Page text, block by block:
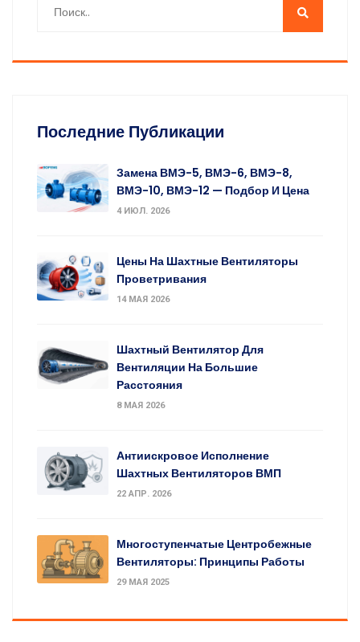
Последние Публикации
Замена ВМЭ-5, ВМЭ-6, ВМЭ-8,
ВМЭ-10, ВМЭ-12 — Подбор И Цена
4 ИЮЛ. 2026
Цены На Шахтные Вентиляторы
Проветривания
14 МАЯ 2026
Шахтный Вентилятор Для
Вентиляции На Большие
Расстояния
8 МАЯ 2026
Антиискровое Исполнение
Шахтных Вентиляторов ВМП
22 АПР. 2026
Многоступенчатые Центробежные
Вентиляторы: Принципы Работы
29 МАЯ 2025